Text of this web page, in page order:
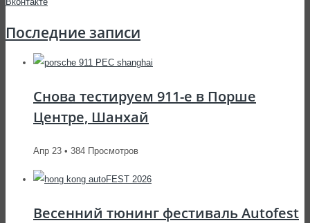
Последние записи
Снова тестируем 911-е в Порше
Центре, Шанхай
Апр 23 • 384 Просмотров
Весенний тюнинг фестиваль Autofest